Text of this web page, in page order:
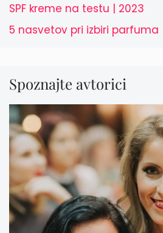
SPF kreme na testu | 2023
5 nasvetov pri izbiri parfuma
Spoznajte avtorici